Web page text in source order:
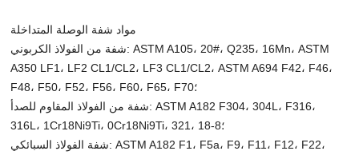
مواد شفة الوصلة المتداخلة
شفة من الفولاذ الكربوني: ASTM A105، 20#، Q235، 16Mn، ASTM
A350 LF1، LF2 CL1/CL2، LF3 CL1/CL2، ASTM A694 F42، F46،
F48، F50، F52، F56، F60، F65، F70؛
شفة من الفولاذ المقاوم للصدأ: ASTM A182 F304، 304L، F316،
316L، 1Cr18Ni9Ti، 0Cr18Ni9Ti، 321، 18-8؛
شفة الفولاذ السبائكي: ASTM A182 F1، F5a، F9، F11، F12، F22،